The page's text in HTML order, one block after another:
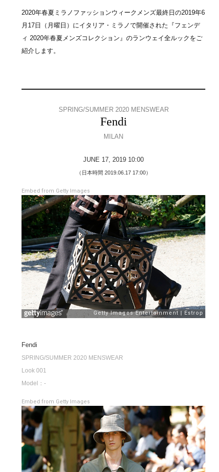
2020年春夏ミラノファッションウィークメンズ最終日の2019年6
月17日（月曜日）にイタリア・ミラノで開催された『フェンデ
ィ 2020年春夏メンズコレクション』のランウェイ全ルックをご
紹介します。
SPRING/SUMMER 2020 MENSWEAR
Fendi
MILAN
JUNE 17, 2019 10:00
（日本時間 2019.06.17 17:00）
Embed from Getty Images
Fendi
SPRING/SUMMER 2020 MENSWEAR
Look 001
Model：-
Embed from Getty Images